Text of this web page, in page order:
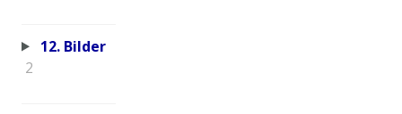
12. Bilder
2